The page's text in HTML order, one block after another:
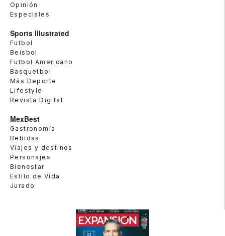
Opinión
Especiales
Sports Illustrated
Futbol
Beisbol
Futbol Americano
Basquetbol
Más Deporte
Lifestyle
Revista Digital
MexBest
Gastronomía
Bebidas
Viajes y destinos
Personajes
Bienestar
Estilo de Vida
Jurado